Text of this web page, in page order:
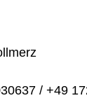
/ +49